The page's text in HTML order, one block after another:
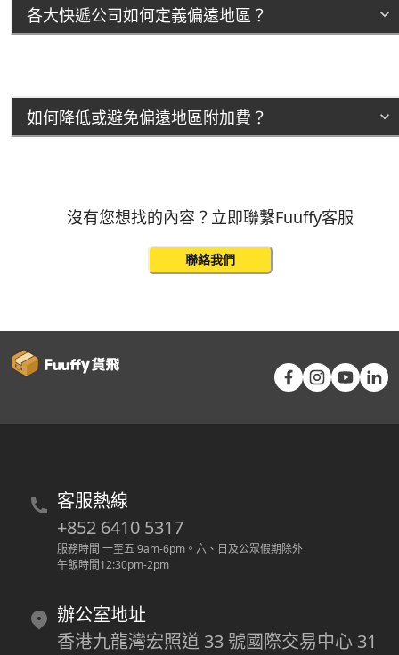
各大快遞公司如何定義偏遠地區？
如何降低或避免偏遠地區附加費？
沒有您想找的內容？立即聯繫Fuuffy客服
聯絡我們
客服熱線
+852 6410 5317
服務時間 一至五 9am-6pm 。 六、日及公眾假期除外
午飯時間12:30pm-2pm
辦公室地址
香港九龍灣宏照道 33 號國際交易中心 31